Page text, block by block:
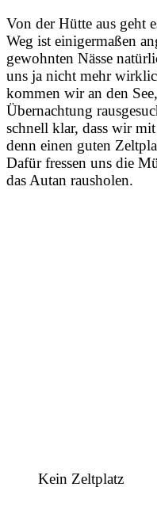
Von der Hütte aus geht
Weg ist einigermaßen
gewohnten Nässe
uns ja nicht mehr
kommen wir an den
Übernachtung
schnell klar, dass wir
denn einen guten
Dafür fressen uns die
das Autan rausholen.
Kein Zeltplatz